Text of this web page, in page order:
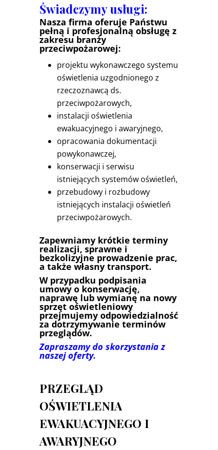
Świadczymy usługi:
Nasza firma oferuje Państwu
pełną i profesjonalną obsługę z
zakresu branży
przeciwpożarowej:
projektu wykonawczego systemu
oświetlenia uzgodnionego z
rzeczoznawcą ds.
przeciwpożarowych,
instalacji oświetlenia
ewakuacyjnego i awaryjnego,
opracowania dokumentacji
powykonawczej,
konserwacji i serwisu
istniejących systemów oświetleń,
przebudowy i rozbudowy
istniejących instalacji oświetleń
przeciwpożarowych.
Zapewniamy krótkie terminy
realizacji, sprawne i
bezkolizyjne prowadzenie prac,
a także własny transport.
W przypadku podpisania
umowy o konserwację,
naprawę lub wymianę na nowy
sprzęt oświetleniowy
przejmujemy odpowiedzialność
za dotrzymywanie terminów
przeglądów.
Zapraszamy do skorzystania z
naszej oferty.
PRZEGLĄD
OŚWIETLENIA
EWAKUACYJNEGO I
AWARYJNEGO